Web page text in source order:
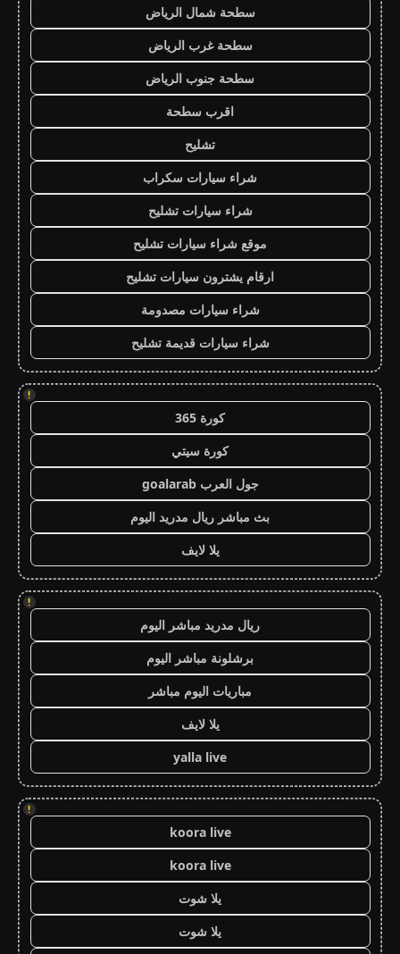
سطحة شمال الرياض
سطحة غرب الرياض
سطحة جنوب الرياض
اقرب سطحة
تشليح
شراء سيارات سكراب
شراء سيارات تشليح
موقع شراء سيارات تشليح
ارقام يشترون سيارات تشليح
شراء سيارات مصدومة
شراء سيارات قديمة تشليح
!
كورة 365
كورة سيتي
جول العرب goalarab
بث مباشر ريال مدريد اليوم
يلا لايف
!
ريال مدريد مباشر اليوم
برشلونة مباشر اليوم
مباريات اليوم مباشر
يلا لايف
yalla live
!
koora live
koora live
يلا شوت
يلا شوت